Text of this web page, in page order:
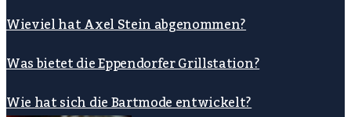
Wieviel hat Axel Stein abgenommen?
Was bietet die Eppendorfer Grillstation?
Wie hat sich die Bartmode entwickelt?